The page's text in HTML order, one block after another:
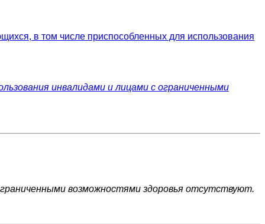
в том числе приспособленных для использования
инвалидами и лицами с ограниченными
возможностями здоровья отсутствуют.